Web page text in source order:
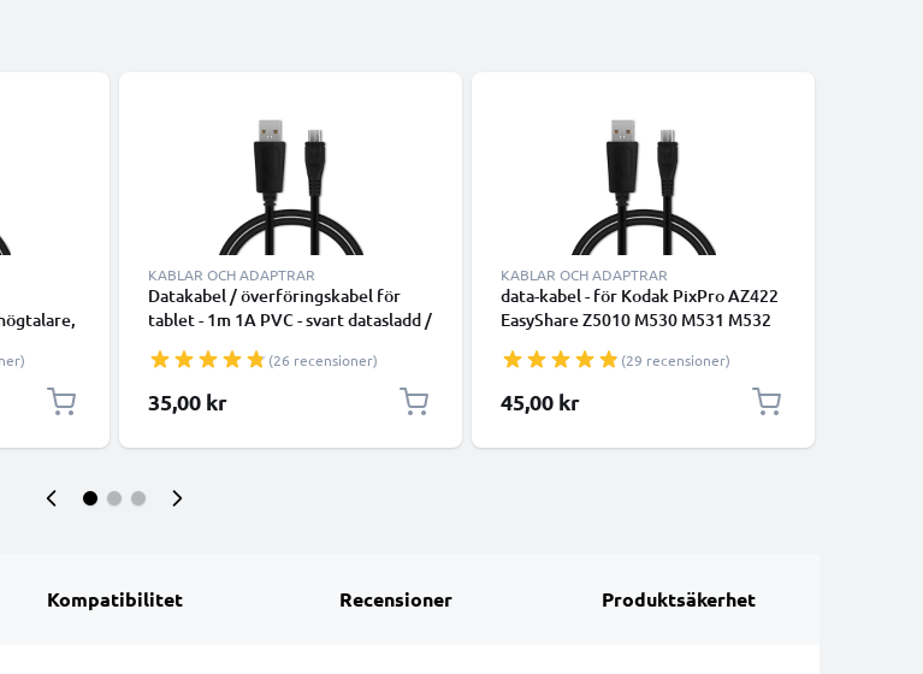
KABLAR OCH ADAPTRAR
Datakabel / överföringskabel för
tablet - 1m 1A PVC - svart datasladd /
(26 recensioner)
35,00 kr
KABLAR OCH ADAPTRAR
data-kabel - för Kodak PixPro AZ422
EasyShare Z5010 M530 M531 M532
C195 C1530 Max Z990 PlaySport ZX5
ZX3 iM5 kamera - 1m 1A PVC
Datakabel svart
(29 recensioner)
45,00 kr
Kompatibilitet Recensioner Produktsäkerhet